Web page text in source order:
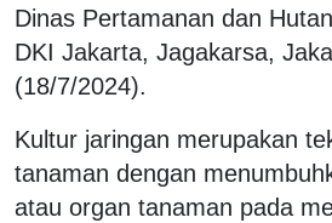
Dinas Pertamanan dan
DKI Jakarta, Jagakarsa,
(18/7/2024).
Kultur jaringan merupakan
tanaman dengan
atau organ tanaman pada